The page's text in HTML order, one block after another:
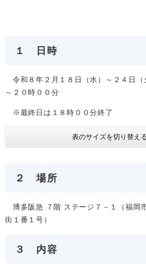
１ 日時
令和８年２月１８日（水）～２４日
～２０時００分
※最終日は１８時００分終了
表のサイズを切り替える
２ 場所
博多阪急 ７階 ステージ７－１（福岡
街１番１号）
３ 内容